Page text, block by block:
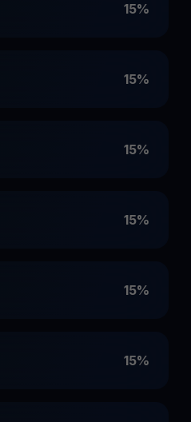
15%
15%
15%
15%
15%
15%